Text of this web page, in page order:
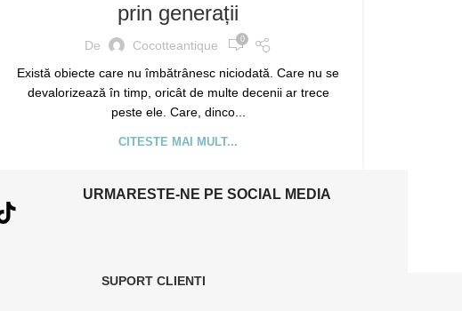
prin generații
De Cocotteantique 0
Există obiecte care nu îmbătrânesc niciodată. Care nu se
devalorizează în timp, oricât de multe decenii ar trece
peste ele. Care, dinco...
CITESTE MAI MULT...
URMARESTE-NE PE SOCIAL MEDIA
SUPORT CLIENTI